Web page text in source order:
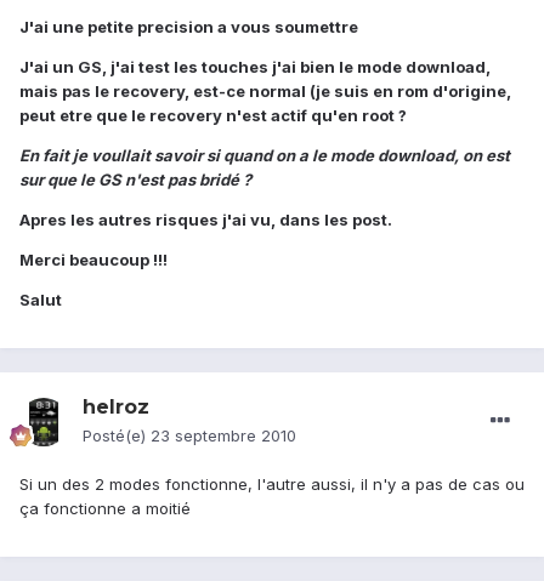
J'ai une petite precision a vous soumettre
J'ai un GS, j'ai test les touches j'ai bien le mode download,
mais pas le recovery, est-ce normal (je suis en rom d'origine,
peut etre que le recovery n'est actif qu'en root ?
En fait je voullait savoir si quand on a le mode download, on est
sur que le GS n'est pas bridé ?
Apres les autres risques j'ai vu, dans les post.
Merci beaucoup !!!
Salut
helroz
Posté(e) 23 septembre 2010
Si un des 2 modes fonctionne, l'autre aussi, il n'y a pas de cas ou
ça fonctionne a moitié